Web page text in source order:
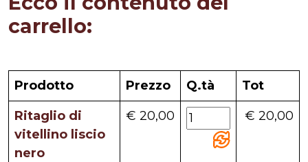
carrello:
Prodotto Prezzo Q.tà
Tot
Ritaglio di
vitellino liscio
nero
€ 20,00 € 20,00